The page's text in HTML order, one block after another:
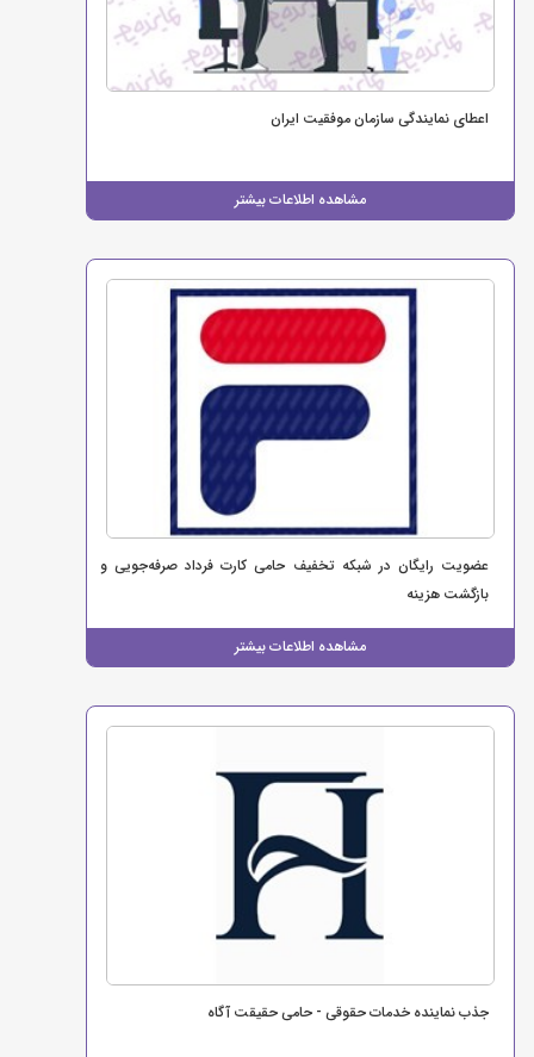
اعطای نمایندگی سازمان موفقیت ایران
مشاهده اطلاعات بیشتر
عضویت رایگان در شبکه تخفیف حامی کارت فرداد صرفه‌جویی و
بازگشت هزینه
مشاهده اطلاعات بیشتر
جذب نماینده خدمات حقوقی - حامی حقیقت آگاه